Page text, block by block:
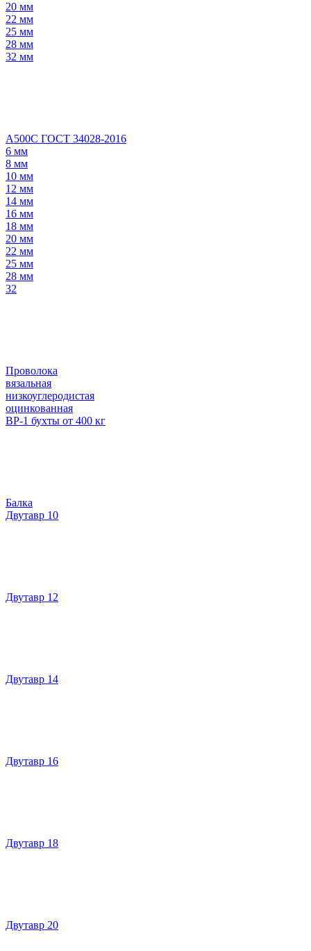
20 мм
22 мм
25 мм
28 мм
32 мм
А500С ГОСТ 34028-2016
6 мм
8 мм
10 мм
12 мм
14 мм
16 мм
18 мм
20 мм
22 мм
25 мм
28 мм
32
Проволока
вязальная
низкоуглеродистая
оцинкованная
ВР-1 бухты от 400 кг
Балка
Двутавр 10
Двутавр 12
Двутавр 14
Двутавр 16
Двутавр 18
Двутавр 20